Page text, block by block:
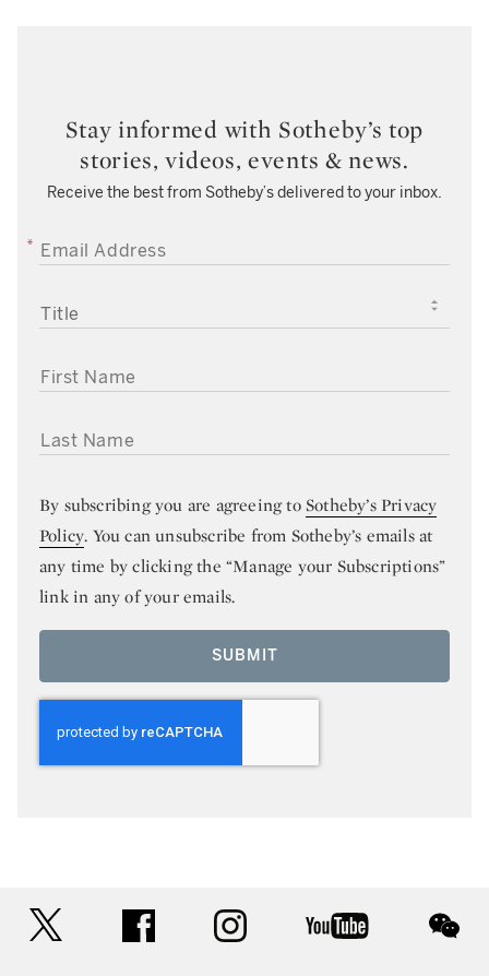
Stay informed with Sotheby’s top
stories, videos, events & news.
Receive the best from Sotheby’s delivered to your inbox.
EMAIL ADDRESS
TITLE
FIRST NAME
LAST NAME
By subscribing you are agreeing toSotheby’s Privacy
Policy. You can unsubscribe from Sotheby’s emails at
any time by clicking the “Manage your Subscriptions”
link in any of your emails.
SUBMIT
facebook instagram youtube